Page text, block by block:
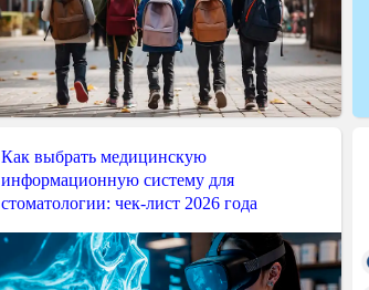
Как выбрать медицинскую
информационную систему для
стоматологии: чек-лист 2026 года